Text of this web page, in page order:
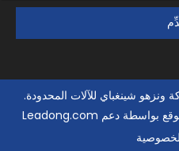
والنشر © 2024 شركة ونزهو شينغباي للآلات المحدودة.
بواسطة دعم Leadong.com